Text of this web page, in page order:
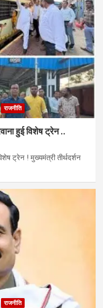
राजनीति
हुई विशेष ट्रेन ..
ट्रेन ! मुख्यमंत्री तीर्थदर्शन
राजनीति